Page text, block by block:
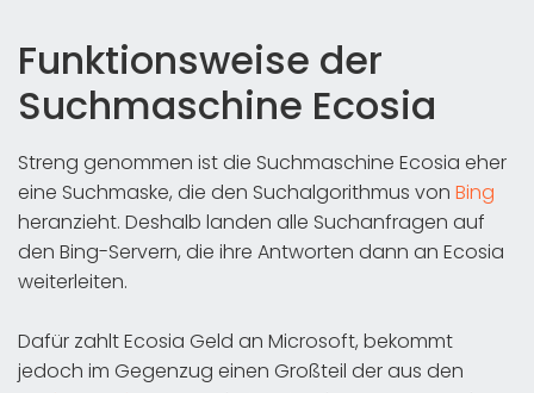
Funktionsweise der
Suchmaschine Ecosia
Streng genommen ist die Suchmaschine Ecosia eher
eine Suchmaske, die den Suchalgorithmus von Bing
heranzieht. Deshalb landen alle Suchanfragen auf
den Bing-Servern, die ihre Antworten dann an Ecosia
weiterleiten.
Dafür zahlt Ecosia Geld an Microsoft, bekommt
jedoch im Gegenzug einen Großteil der aus den